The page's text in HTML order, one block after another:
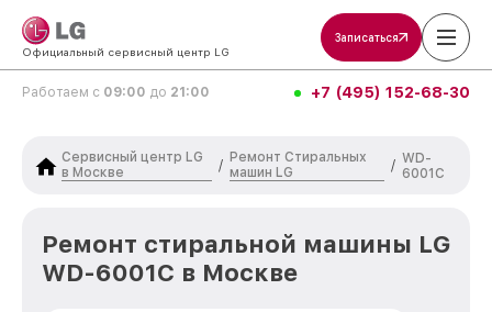
Официальный сервисный центр LG
Записаться
Работаем с 09:00 до 21:00 +7 (495) 152-68-30
Сервисный центр LG
в Москве
/
Ремонт Стиральных
машин LG
/ WD-
6001C
Ремонт стиральной машины LG
WD-6001C в Москве